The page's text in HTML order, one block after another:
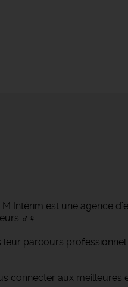
Intérim est une agence
‍♂️‍♀️
parcours
connecter aux meilleures